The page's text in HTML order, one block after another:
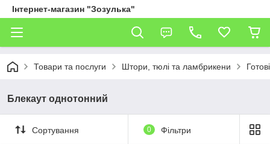
Інтернет-магазин "Зозулька"
Товари та послуги Штори, тюлі та ламбрикени
Блекаут однотонний
Сортування 0 Фільтри